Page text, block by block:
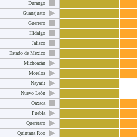
Durango
Guanajuato
Guerrero
Hidalgo
Jalisco
Estado de México
Michoacán
Morelos
Nayarit
Nuevo León
Oaxaca
Puebla
Querétaro
Quintana Roo